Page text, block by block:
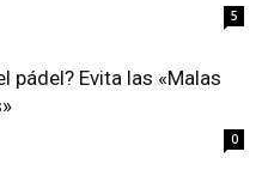
5
pádel? Evita las «Malas
0